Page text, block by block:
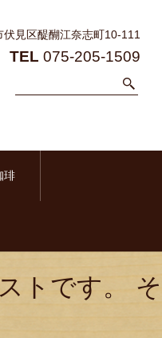
見区醍醐江奈志町10-111
TEL 075-205-1509
琲
トです。 そ